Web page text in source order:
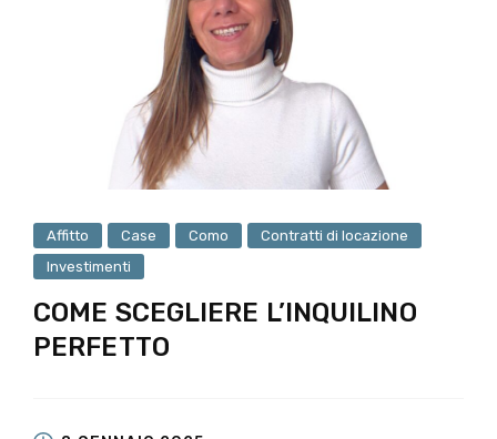
Affitto Case Como
Contratti di locazione
Investimenti
COME SCEGLIERE L’INQUILINO
PERFETTO